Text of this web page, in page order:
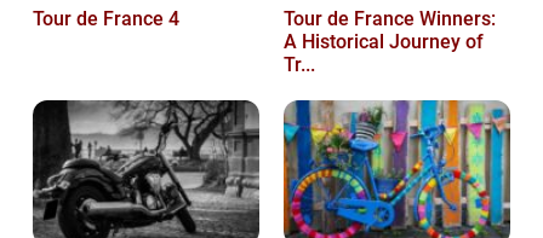
Tour de France 4
Tour de France Winners:
A Historical Journey of
Tr...